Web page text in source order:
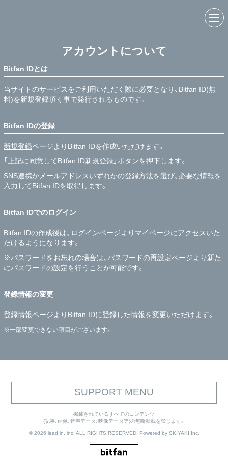
アカウントについて
Bitfan IDとは
当サイトのサービスをご利用いただく際に必要となり、Bitfan ID(無
料)を新規登録頂く事で発行されるものです。
Bitfan IDの登録
新規登録ページよりBitfan IDを作成いただけます。
「上記に同意してBitfan ID新規登録」ボタンを押下します。
SNS連携かメールアドレスいずれかの登録方法を選び、必要な情報を
入力してBitfan IDを取得します。
Bitfan IDでのログイン
Bitfan IDの作成後は、 ログインページよりマイページにアクセスいた
だけるようになります。
※パスワードをお忘れの場合は、 パスワードの再設定ページより新た
にパスワードの設定を行うことが可能です。
登録情報の変更
登録情報ページよりBitfan IDに登録した情報を変更いただけます。
※一部変更できない項目がございます。
SUPPORT MENU
掲載されているすべてのコンテンツ
(記事、画像、音声データ、映像データ等)の無断転載を禁じます。
© 2026 lead in, inc. ALL RIGHTS RESERVED. Powered by SKIYAKI Inc.